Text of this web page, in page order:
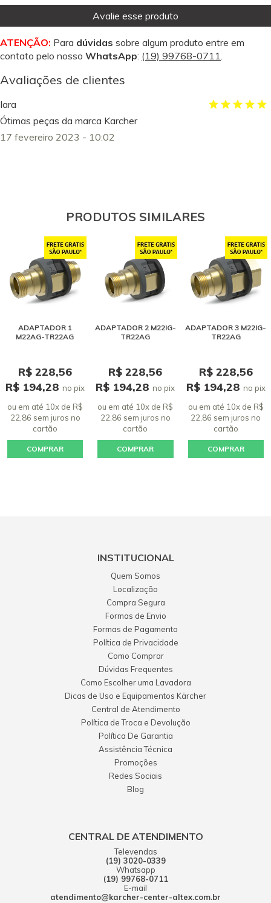
Avalie esse produto
ATENÇÃO: Para dúvidas sobre algum produto entre em
contato pelo nosso WhatsApp: (19) 99768-0711.
Avaliações de clientes
Iara
Ótimas peças da marca Karcher
17 fevereiro 2023 - 10:02
PRODUTOS SIMILARES
ADAPTADOR 1
M22AG-TR22AG
R$ 228,56
R$ 194,28no pix
ou em até 10x de R$
22,86 sem juros no
cartão
COMPRAR
ADAPTADOR 2 M22IG-
TR22AG
R$ 228,56
R$ 194,28no pix
ou em até 10x de R$
22,86 sem juros no
cartão
COMPRAR
ADAPTADOR 3 M22IG-
TR22AG
R$ 228,56
R$ 194,28 no pix
ou em até 10x de R$
22,86 sem jurosno
cartão
COMPRAR
INSTITUCIONAL
Quem Somos
Localização
Compra Segura
Formas de Envio
Formas de Pagamento
Política de Privacidade
Como Comprar
Dúvidas Frequentes
Como Escolher uma Lavadora
Dicas de Uso e Equipamentos Kärcher
Central de Atendimento
Política de Troca e Devolução
Política De Garantia
Assistência Técnica
Promoções
Redes Sociais
Blog
CENTRAL DE ATENDIMENTO
Televendas
(19) 3020-0339
Whatsapp
(19) 99768-0711
E-mail
atendimento@karcher-center-altex.com.br